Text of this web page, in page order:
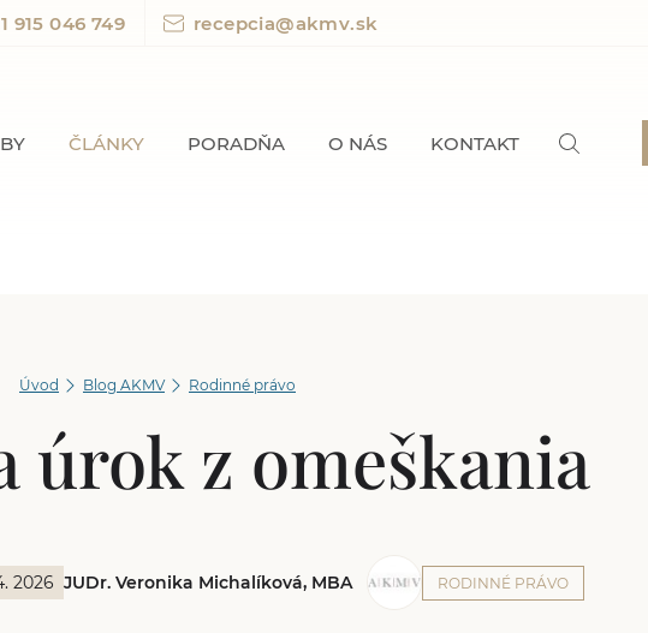
915 046 749 recepcia@akmv.sk
ČLÁNKY PORADŇA O NÁS KONTAKT
Úvod Blog AKMV Rodinné právo
úrok z omeškania
2026 JUDr. Veronika Michalíková, MBA RODINNÉ PRÁVO